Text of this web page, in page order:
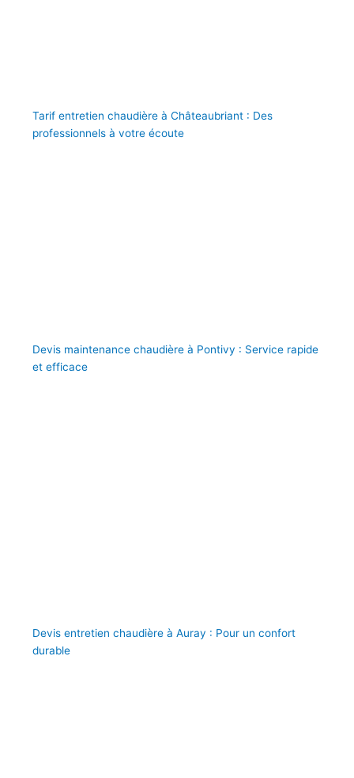
Tarif entretien chaudière à Châteaubriant : Des
professionnels à votre écoute
Devis maintenance chaudière à Pontivy : Service rapide
et efficace
Devis entretien chaudière à Auray : Pour un confort
durable